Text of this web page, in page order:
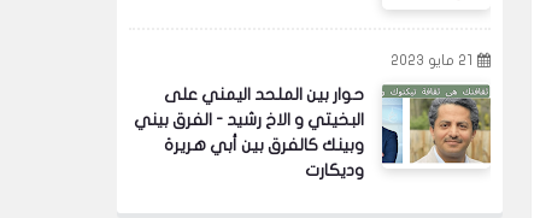
21 مايو 2023
حوار بين الملحد اليمني على
البخيتي و الاخ رشيد - الفرق بيني
وبينك كالفرق بين أبي هريرة
وديكارت